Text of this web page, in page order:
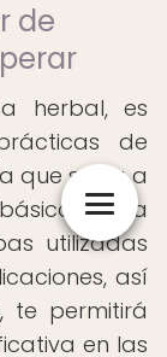
de
herbal, es
de
que se va a
de la
utilizadas
así
te permitirá
en las